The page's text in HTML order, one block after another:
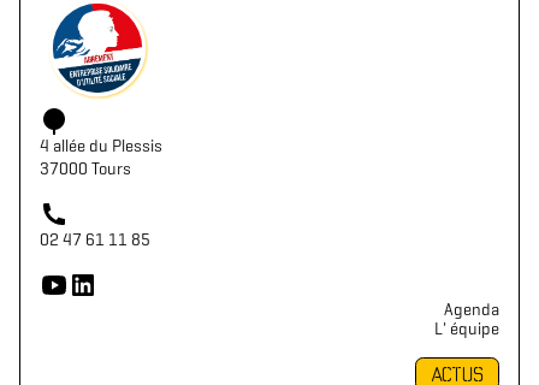
4 allée du Plessis
37000 Tours
02 47 61 11 85
Agenda
L' équipe
ACTUS